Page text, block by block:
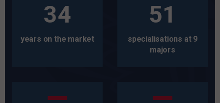
34
years on the market
51
specialisations at 9
majors